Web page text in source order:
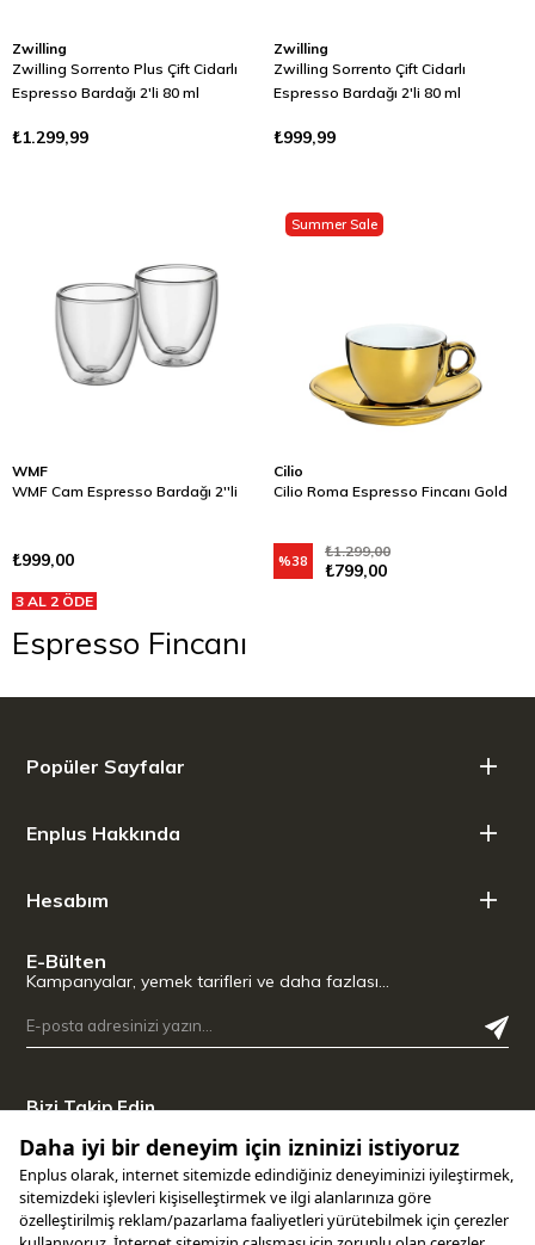
Zwilling
Zwilling Sorrento Plus Çift Cidarlı
Espresso Bardağı 2'li 80 ml
₺1.299,99
Zwilling
Zwilling Sorrento Çift Cidarlı
Espresso Bardağı 2'li 80 ml
₺999,99
WMF
WMF Cam Espresso Bardağı 2''li
₺999,00
3 AL 2 ÖDE
Cilio
Cilio Roma Espresso Fincanı Gold
₺799,00
₺1.299,00
%38
Summer Sale
Espresso Fincanı
Popüler Sayfalar
Enplus Hakkında
Hesabım
E-Bülten
Kampanyalar, yemek tarifleri ve daha fazlası…
Bizi Takip Edin
Uygulamamızı İndirin